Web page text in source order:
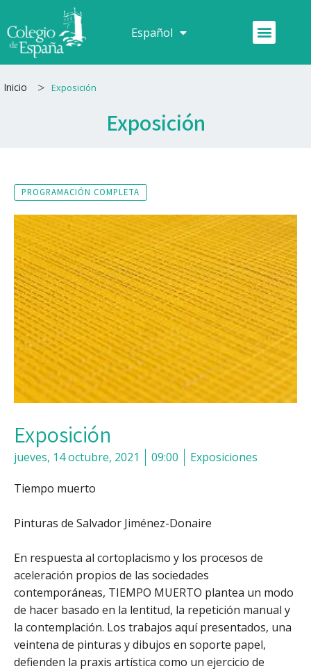
al
contenido
Español
Français Menú
Inicio > Exposición
Exposición
PROGRAMACIÓN COMPLETA
Exposición
jueves, 14 octubre, 2021 09:00 Exposiciones
Tiempo muerto
Pinturas de Salvador Jiménez-Donaire
En respuesta al cortoplacismo y los procesos de
aceleración propios de las sociedades
contemporáneas, TIEMPO MUERTO plantea un modo
de hacer basado en la lentitud, la repetición manual y
la contemplación. Los trabajos aquí presentados, una
veintena de pinturas y dibujos en soporte papel,
defienden la praxis artística como un ejercicio de